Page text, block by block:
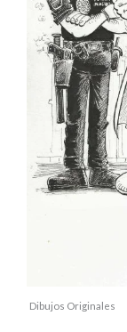
Dibujos Originales